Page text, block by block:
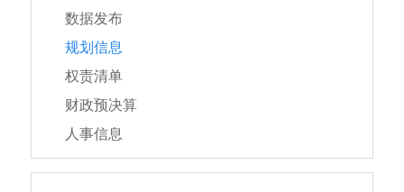
数据发布
规划信息
权责清单
财政预决算
人事信息